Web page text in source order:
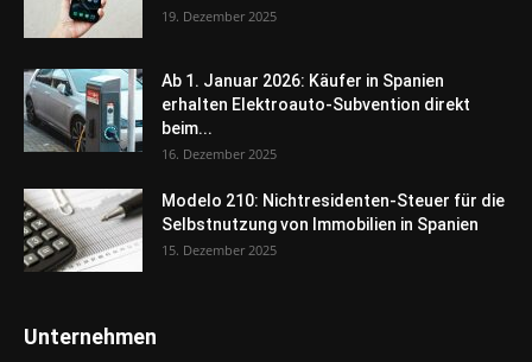
19. Dezember 2025
Ab 1. Januar 2026: Käufer in Spanien
erhalten Elektroauto-Subvention direkt
beim...
16. Dezember 2025
Modelo 210: Nichtresidenten-Steuer für die
Selbstnutzung von Immobilien in Spanien
15. Dezember 2025
Unternehmen